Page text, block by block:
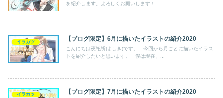
を紹介します。よろしくお願いします！...
イラカツ 【ブログ限定】6月に描いたイラストの紹介2020
こんにちは夜祀祈(よしき)です。 今回から月ごとに描いたイラス
トを紹介したいと思います。 僕は現在、...
イラカツ 【ブログ限定】7月に描いたイラストの紹介2020